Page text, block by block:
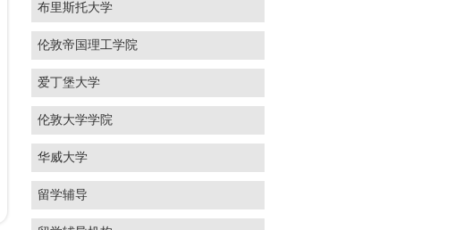
布里斯托大学
伦敦帝国理工学院
爱丁堡大学
伦敦大学学院
华威大学
留学辅导